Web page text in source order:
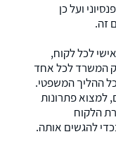
ועל כן
זה.
לכל לקוח,
המשרד לכל אחד
כל ההליך המשפטי.
למצוא פתרונות
הלקוח
להגשים אותה.